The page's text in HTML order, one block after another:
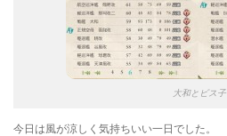
大和とビス子
今日は風が涼しく気持ちいい一日でした。